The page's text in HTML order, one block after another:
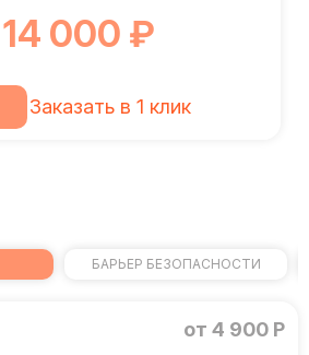
14 000 ₽
Заказать в 1 клик
БАРЬЕР БЕЗОПАСНОСТИ
от 4 900 Р